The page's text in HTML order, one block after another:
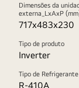
Dimensões da
externa_LxAxP
717x483x230
Tipo de produto
Inverter
Tipo de Refrigerante
R-410A